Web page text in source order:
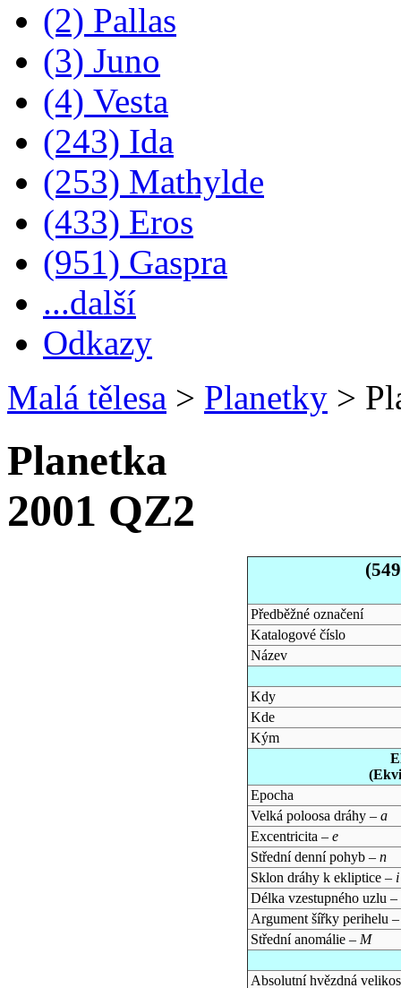
(2) Pallas
(3) Juno
(4) Vesta
(243) Ida
(253) Mathylde
(433) Eros
(951) Gaspra
...další
Odkazy
Malá tělesa > Planetky >
Planetka
2001 QZ2
Předběžné označení
Katalogové číslo
Název
Kdy
Kde
Kým
Epocha
Velká poloosa dráhy – a
Excentricita – e
Střední denní pohyb – n
Sklon dráhy k ekliptice – i
Délka vzestupného uzlu –
Argument šířky perihelu
Střední anomálie – M
Absolutní hvězdná